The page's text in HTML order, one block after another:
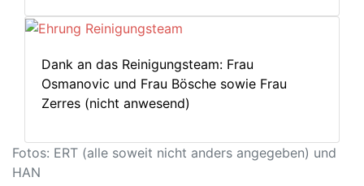
Dank an das Reinigungsteam: Frau
Osmanovic und Frau Bösche sowie Frau
Zerres (nicht anwesend)
Fotos: ERT (alle soweit nicht anders angegeben) und
HAN